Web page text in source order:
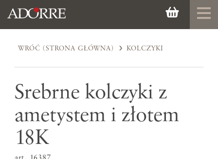
WRÓĆ (STRONA GŁÓWNA) KOLCZYKI
Srebrne kolczyki z
ametystem i złotem
18K